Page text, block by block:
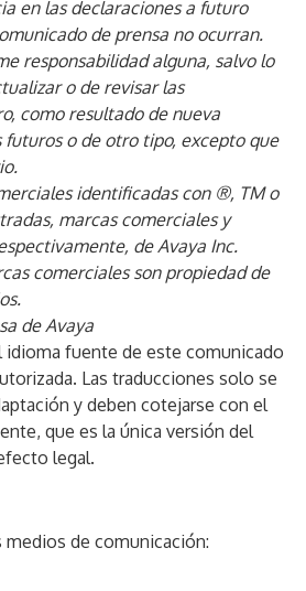
en las declaraciones a futuro
de prensa no ocurran.
responsabilidad alguna, salvo lo
o de revisar las
como resultado de nueva
o de otro tipo, excepto que
identificadas con ®, TM o
marcas comerciales y
de Avaya Inc.
comerciales son propiedad de
de Avaya
idioma fuente de este comunicado
Las traducciones solo se
y deben cotejarse con el
que es la única versión del
legal.
medios de comunicación: